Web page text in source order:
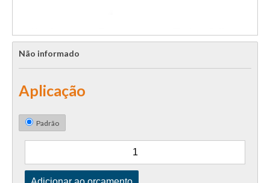
Não informado
Aplicação
Padrão